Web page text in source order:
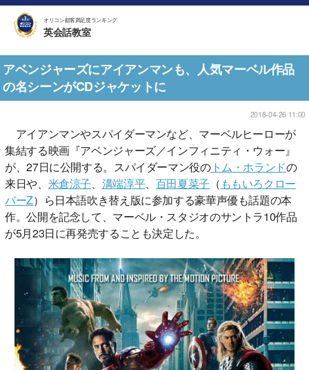
オリコン顧客満足度ランキング
英会話教室
アベンジャーズにアイアンマンも、人気マーベル作品
の名シーンがCDジャケットに
2018-04-26 11:00
アイアンマンやスパイダーマンなど、マーベルヒーローが
集結する映画『アベンジャーズ／インフィニティ・ウォー』
が、27日に公開する。スパイダーマン役のトム・ホランドの
来日や、 米倉涼子 溝端淳平、 百田夏菜子 （ ももいろクロー
バーZ）ら日本語吹き替え版に参加する豪華声優も話題の本
作。公開を記念して、マーベル・スタジオのサントラ10作品
が5月23日に再発売することも決定した。